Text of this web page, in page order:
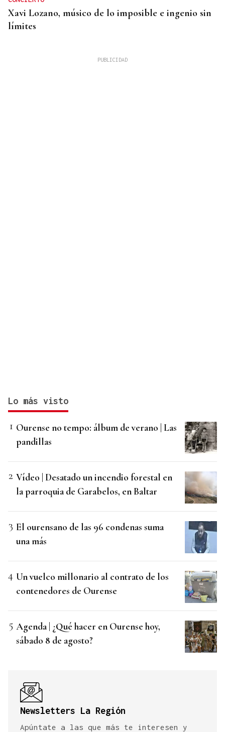
Xavi Lozano, músico de lo imposible e ingenio sin
límites
Lo más visto
Ourense no tempo: álbum de verano | Las
pandillas
Vídeo | Desatado un incendio forestal en
la parroquia de Garabelos, en Baltar
El ourensano de las 96 condenas suma
una más
Un vuelco millonario al contrato de los
contenedores de Ourense
Agenda | ¿Qué hacer en Ourense hoy,
sábado 8 de agosto?
Newsletters La Región
Apúntate a las que más te interesen y